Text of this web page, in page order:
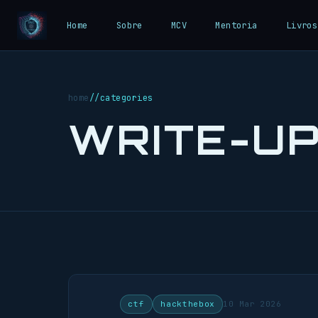
Home Sobre MCV Mentoria Livros
home//categories
WRITE-UP
ctf hackthebox 10 Mar 2026